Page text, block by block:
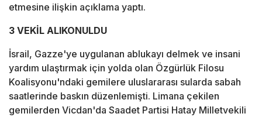
etmesine ilişkin açıklama yaptı.
3 VEKİL ALIKONULDU
İsrail, Gazze'ye uygulanan ablukayı delmek ve insani
yardım ulaştırmak için yolda olan Özgürlük Filosu
Koalisyonu'ndaki gemilere uluslararası sularda sabah
saatlerinde baskın düzenlemişti. Limana çekilen
gemilerden Vicdan'da Saadet Partisi Hatay Milletvekili